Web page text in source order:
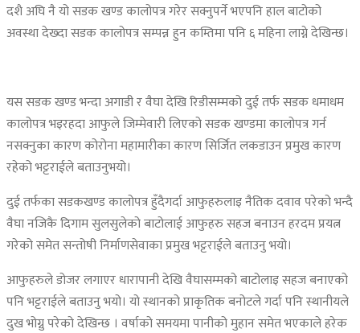
दशै अघि नै यो सडक खण्ड कालोपत्र गरेर सक्नुपर्ने भएपनि हाल बाटोको
अवस्था देख्दा सडक कालोपत्र सम्पन्न हुन कम्तिमा पनि ६ महिना लाग्ने देखिन्छ।
यस सडक खण्ड भन्दा अगाडी र वैघा देखि रिडीसम्मको दुई तर्फ सडक धमाधम
कालोपत्र भइरहदा आफुले जिम्मेवारी लिएको सडक खण्डमा कालोपत्र गर्न
नसक्नुका कारण कोरोना महामारीका कारण सिर्जित लकडाउन प्रमुख कारण
रहेको भट्टराईले बताउनुभयो।
दुई तर्फका सडकखण्ड कालोपत्र हुँदैगर्दा आफुहरुलाइ नैतिक दवाव परेको भन्दै
वैघा नजिकै दिगाम सुलसुलेको बाटोलाई आफुहरु सहज बनाउन हरदम प्रयत्न
गरेको समेत सन्तोषी निर्माणसेवाका प्रमुख भट्टराईले बताउनु भयो।
आफुहरुले डोजर लगाएर धारापानी देखि वैघासम्मको बाटोलाइ सहज बनाएको
पनि भट्टराईले बताउनु भयो। यो स्थानको प्राकृतिक बनोटले गर्दा पनि स्थानीयले
दुख भोग्नु परेको देखिन्छ । वर्षाको समयमा पानीको मुहान समेत भएकाले हरेक